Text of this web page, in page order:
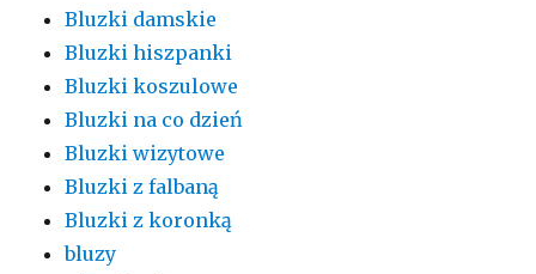
Bluzki damskie
Bluzki hiszpanki
Bluzki koszulowe
Bluzki na co dzień
Bluzki wizytowe
Bluzki z falbaną
Bluzki z koronką
bluzy